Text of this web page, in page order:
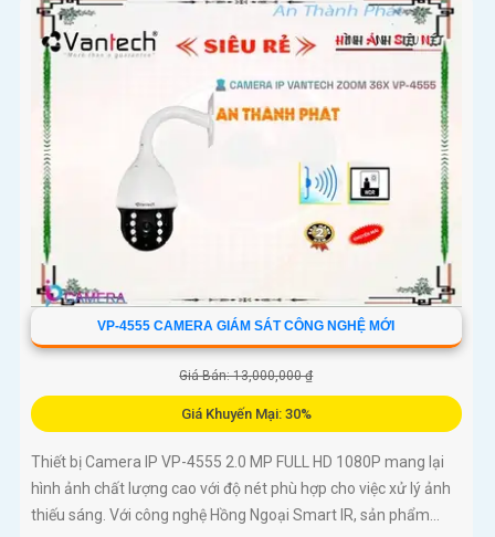
VP-4555 CAMERA GIÁM SÁT CÔNG NGHỆ MỚI
Giá Bán: 13,000,000 ₫
Giá Khuyến Mại: 30%
Thiết bị Camera IP VP-4555 2.0 MP FULL HD 1080P mang lại
hình ảnh chất lượng cao với độ nét phù hợp cho việc xử lý ảnh
thiếu sáng. Với công nghệ Hồng Ngoại Smart IR, sản phẩm...